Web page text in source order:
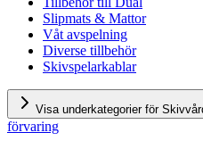
Slipmats & Mattor
Våt avspelning
Diverse tillbehör
Skivspelarkablar
Visa underkategorier för
förvaring